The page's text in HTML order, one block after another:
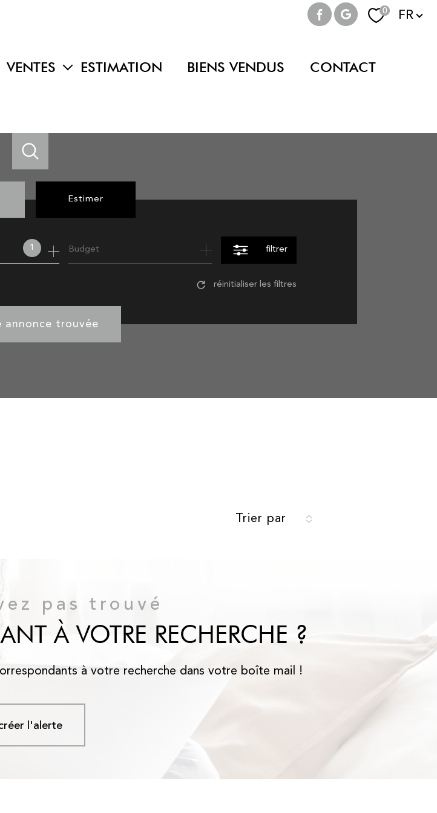
0 Langue
FR
VENTES
terrains
programmes neufs
autres
ESTIMATION BIENS VENDUS CONTACT
Estimer
1 Budget filtrer
annonce trouvée
réinitialiser les filtres
Trier par
pas trouvé
À VOTRE RECHERCHE ?
à votre recherche dans votre boîte mail !
l'alerte